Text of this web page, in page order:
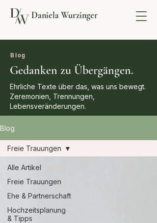
Daniela Wurzinger
Blog
Gedanken zu Übergängen.
Ehrliche Texte über das, was uns bewegt.
Zeremonien, Trennungen,
Lebensveränderungen.
Blog
Alle Artikel
Freie Trauungen
Ehe & Partnerschaft
Hochzeitsplanung
& Tipps
Freie Trauungen